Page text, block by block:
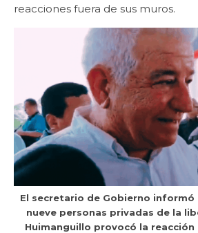
reacciones fuera de sus muros.
El secretario de Gobierno informó
nueve personas privadas de la
Huimanguillo provocó la reacción